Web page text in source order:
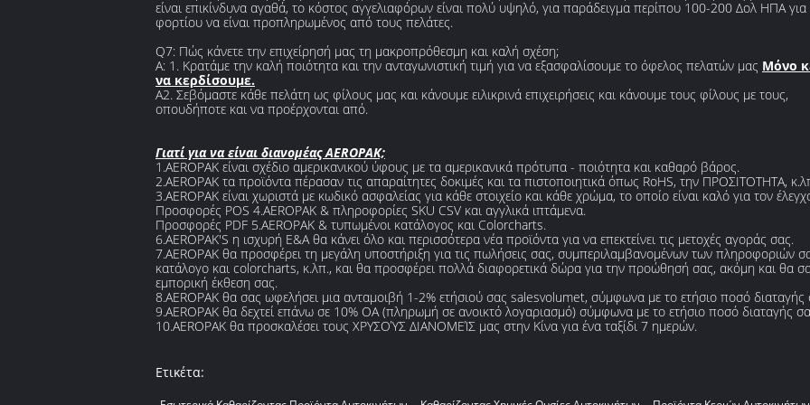
είναι επικίνδυνα αγαθά, το κόστος αγγελιαφόρων είναι πολύ υψηλό, για παράδειγμα περίπου 100-200 Δολ ΗΠΑ
φορτίου να είναι προπληρωμένος από τους πελάτες.
Q7: Πώς κάνετε την επιχείρησή μας τη μακροπρόθεσμη και καλή σχέση;
Α: 1. Κρατάμε την καλή ποιότητα και την ανταγωνιστική τιμή για να εξασφαλίσουμε το όφελος πελατών μας Μόνο
να κερδίσουμε.
A2. Σεβόμαστε κάθε πελάτη ως φίλους μας και κάνουμε ειλικρινά επιχειρήσεις και κάνουμε τους φίλους με τους,
οπουδήποτε και να προέρχονται από.
Γιατί για να είναι διανομέας AEROPAK;
1.AEROPAK είναι σχέδιο αμερικανικού ύφους με τα αμερικανικά πρότυπα - ποιότητα και καθαρό βάρος.
2.AEROPAK τα προϊόντα πέρασαν τις απαραίτητες δοκιμές και τα πιστοποιητικά όπως RoHS, την ΠΡΟΣΙΤΟΤΗΤΑ,
3.AEROPAK είναι χωριστά με κωδικό ασφαλείας για κάθε στοιχείο και κάθε χρώμα, το οποίο είναι καλό για τον
Προσφορές POS 4.AEROPAK & πληροφορίες SKU CSV και αγγλικά ιπτάμενα.
Προσφορές PDF 5.AEROPAK & τυπωμένοι κατάλογος και Colorcharts.
6.AEROPAK'S η ισχυρή Ε&Α θα κάνει όλο και περισσότερα νέα προϊόντα για να επεκτείνει τις μετοχές αγοράς σας.
7.AEROPAK θα προσφέρει τη μεγάλη υποστήριξη για τις πωλήσεις σας, συμπεριλαμβανομένων των πληροφοριών
κατάλογο και colorcharts, κ.λπ., και θα προσφέρει πολλά διαφορετικά δώρα για την προώθησή σας, ακόμη και θα
εμπορική έκθεση σας.
8.AEROPAK θα σας ωφελήσει μια ανταμοιβή 1-2% ετήσιού σας salesvolumet, σύμφωνα με το ετήσιο ποσό διαταγής
9.AEROPAK θα δεχτεί επάνω σε 10% OA (πληρωμή σε ανοικτό λογαριασμό) σύμφωνα με το ετήσιο ποσό διαταγής
10.AEROPAK θα προσκαλέσει τους ΧΡΥΣΟΎΣ ΔΙΑΝΟΜΕΊΣ μας στην Κίνα για ένα ταξίδι 7 ημερών.
Ετικέτα: